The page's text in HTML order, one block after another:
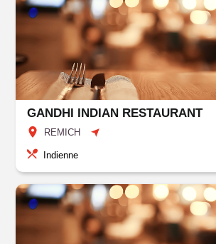
GANDHI INDIAN RESTAURANT
REMICH
Indienne